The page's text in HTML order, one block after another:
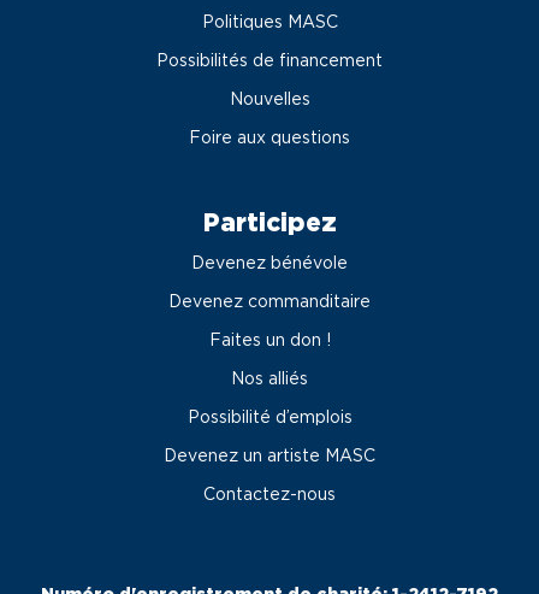
Politiques MASC
Possibilités de financement
Nouvelles
Foire aux questions
Participez
Devenez bénévole
Devenez commanditaire
Faites un don !
Nos alliés
Possibilité d’emplois
Devenez un artiste MASC
Contactez-nous